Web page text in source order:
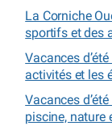
La Corniche
sportifs et des
Vacances
activités et les
Vacances
piscine, nature